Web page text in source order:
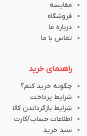
مقایسه
فروشگاه
درباره ما
تماس با ما
راهنمای خرید
چگونه خرید کنم؟
شرایط پرداخت
شرایط بازگرداندن کالا
اطلاعات حساب/کارت
سبد خرید